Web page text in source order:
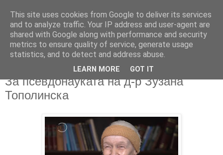
За псевдонауката на д-р Зузана
Тополинска
This site uses cookies from Google to deliver its services
and to analyze traffic. Your IP address and user-agent are
shared with Google along with performance and security
metrics to ensure quality of service, generate usage
statistics, and to detect and address abuse.
LEARN MORE GOT IT